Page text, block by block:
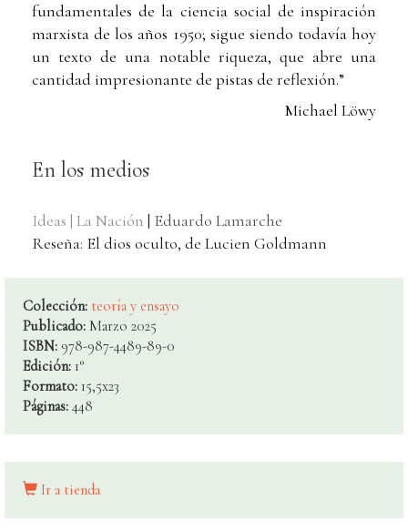
fundamentales de la ciencia social de inspiración
marxista de los años 1950; sigue siendo todavía hoy
un texto de una notable riqueza, que abre una
cantidad impresionante de pistas de reflexión.”
Michael Löwy
En los medios
Ideas | La Nación | Eduardo Lamarche
Reseña: El dios oculto, de Lucien Goldmann
Colección: teoría y ensayo
Publicado: Marzo 2025
ISBN: 978-987-4489-89-0
Edición: 1°
Formato: 15,5x23
Páginas: 448
Ir a tienda